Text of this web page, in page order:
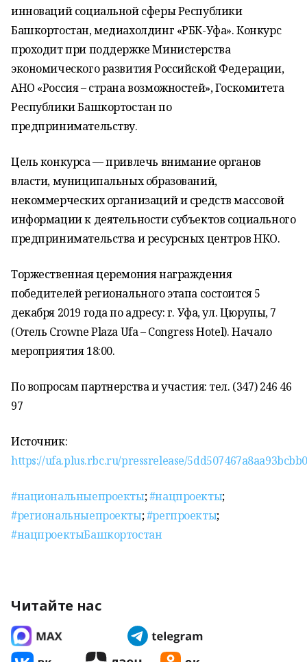
инноваций социальной сферы Республики
Башкортостан, медиахолдинг «РБК-Уфа». Конкурс
проходит при поддержке Министерства
экономического развития Российской Федерации,
АНО «Россия – страна возможностей», Госкомитета
Республики Башкортостан по
предпринимательству.
Цель конкурса — привлечь внимание органов
власти, муниципальных образований,
некоммерческих организаций и средств массовой
информации к деятельности субъектов социального
предпринимательства и ресурсных центров НКО.
Торжественная церемония награждения
победителей регионального этапа состоится 5
декабря 2019 года по адресу: г. Уфа, ул. Цюрупы, 7
(Отель Crowne Plaza Ufa – Congress Hotel). Начало
мероприятия 18:00.
По вопросам партнерства и участия: тел. (347) 246 46
97
Источник:
https://ufa.plus.rbc.ru/pressrelease/
#национальныепроекты;#нацпроекты;
#региональныепроекты;#регпроекты;
#нацпроектыБашкортостан
Читайте нас